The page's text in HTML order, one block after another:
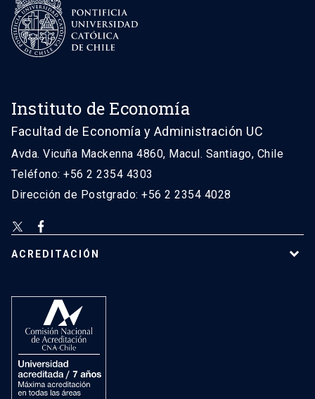
Instituto de Economía
Facultad de Economía y Administración UC
Avda. Vicuña Mackenna 4860, Macul. Santiago, Chile
Teléfono: +56 2 2354 4303
Dirección de Postgrado: +56 2 2354 4028
ACREDITACIÓN